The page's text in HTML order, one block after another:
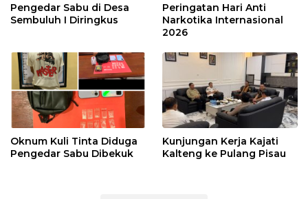
Pengedar Sabu di Desa
Sembuluh I Diringkus
Peringatan Hari Anti
Narkotika Internasional
2026
Oknum Kuli Tinta Diduga
Pengedar Sabu Dibekuk
Kunjungan Kerja Kajati
Kalteng ke Pulang Pisau